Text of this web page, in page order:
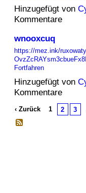
Hinzugefügt von
Kommentare
wnooxcuq
https://mez.ink/
OvzZcRAYsm3cbueFx8I
Fortfahren
Hinzugefügt von
Kommentare
‹ Zurück 1 2 3